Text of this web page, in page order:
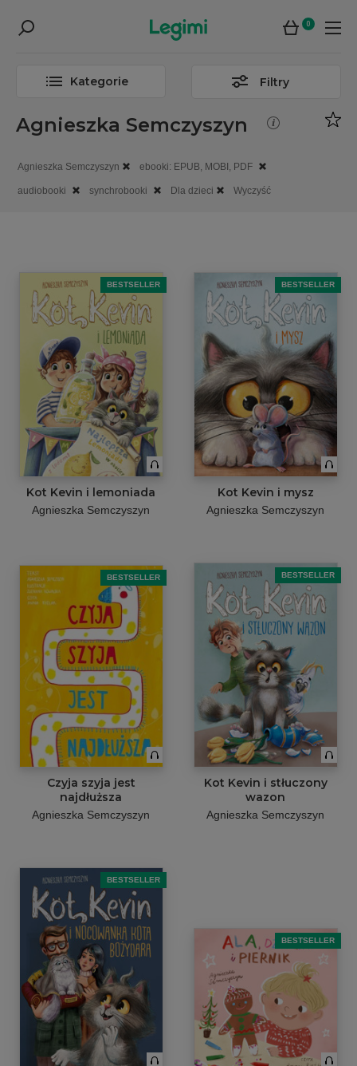
0
Kategorie Filtry
Agnieszka Semczyszyn
Agnieszka Semczyszyn ebooki: EPUB, MOBI, PDF
audiobooki synchrobooki Dla dzieci Wyczyść
BESTSELLER
Kot Kevin i lemoniada
Agnieszka Semczyszyn
BESTSELLER
Kot Kevin i mysz
Agnieszka Semczyszyn
BESTSELLER
Czyja szyja jest
najdłuższa
Agnieszka Semczyszyn
BESTSELLER
Kot Kevin i stłuczony
wazon
Agnieszka Semczyszyn
BESTSELLER
BESTSELLER